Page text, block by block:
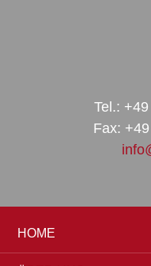
Tel.:
Fax:
HOME